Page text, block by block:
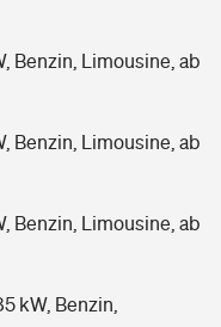
Benzin, Limousine, ab
Benzin, Limousine, ab
Benzin, Limousine, ab
kW, Benzin,